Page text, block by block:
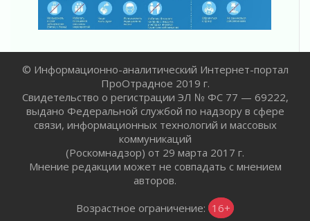
Юхла, мука, кантеле и Водяной
01 августа 2026
Лето катится с горки
01 августа 2026
В Ленобласти открылась экспозиция к 150-
летию Билибина
01 августа 2026
Лето без гаджетов
Болезнь девственниц и вампиров
01 августа 2026
01 августа 2026
© Информационно-аналитический Интернет-портал
ПроОтрадное 2019 г.
Свидетельство о регистрации ЭЛ № ФС 77 — 69222,
выдано Федеральной службой по надзору в сфере
связи, информационных технологий и массовых
коммуникаций
(Роскомнадзор) от 29 марта 2017 г.
Мнение редакции может не совпадать с мнением
авторов.
Возрастное ограничение: 16+